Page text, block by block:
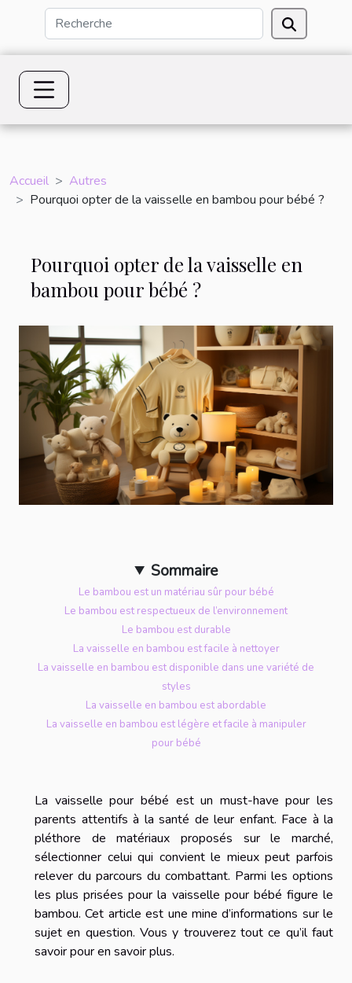
Accueil
Autres
Pourquoi opter de la vaisselle en bambou pour bébé ?
Pourquoi opter de la vaisselle en
bambou pour bébé ?
Sommaire
Le bambou est un matériau sûr pour bébé
Le bambou est respectueux de l’environnement
Le bambou est durable
La vaisselle en bambou est facile à nettoyer
La vaisselle en bambou est disponible dans une variété de
styles
La vaisselle en bambou est abordable
La vaisselle en bambou est légère et facile à manipuler
pour bébé
La vaisselle pour bébé est un must-have pour les
parents attentifs à la santé de leur enfant. Face à la
pléthore de matériaux proposés sur le marché,
sélectionner celui qui convient le mieux peut parfois
relever du parcours du combattant. Parmi les options
les plus prisées pour la vaisselle pour bébé figure le
bambou. Cet article est une mine d’informations sur le
sujet en question. Vous y trouverez tout ce qu’il faut
savoir pour en savoir plus.